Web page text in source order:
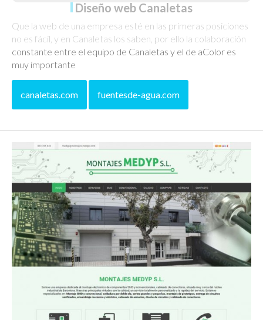
Diseño web Canaletas
Que la web de una empresa esté en las primeras posiciones
no es fácil, y en Canaletas los saben, por ello la colaboración
constante entre el equipo de Canaletas y el de aColor es
muy importante
canaletas.com fuentesde-agua.com